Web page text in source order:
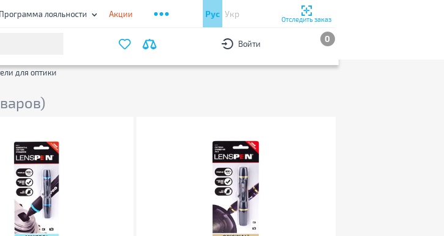
Программа лояльности Акции Рус Укр
Отследить заказ
Войти 0
для оптики
ФИЛЬТРЫ По популярности